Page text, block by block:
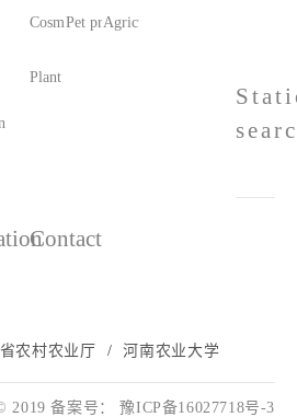
Cosmetic raw materials
Pet products/feed
Agricultural materials
Plant printing and dyeing
农村农业厅 河南农业大学
Contact
2019 备案号： 豫ICP备16027718号-3